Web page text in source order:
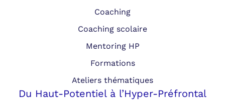
Coaching
Coaching scolaire
Mentoring HP
Formations
Ateliers thématiques
Du Haut-Potentiel à l’Hyper-Préfrontal